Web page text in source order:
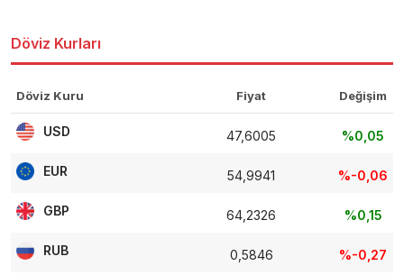
Döviz Kurları
Döviz Kuru Fiyat Değişim
USD 47,6005 %0,05
EUR 54,9941 %-0,06
GBP 64,2326 %0,15
RUB 0,5846 %-0,27